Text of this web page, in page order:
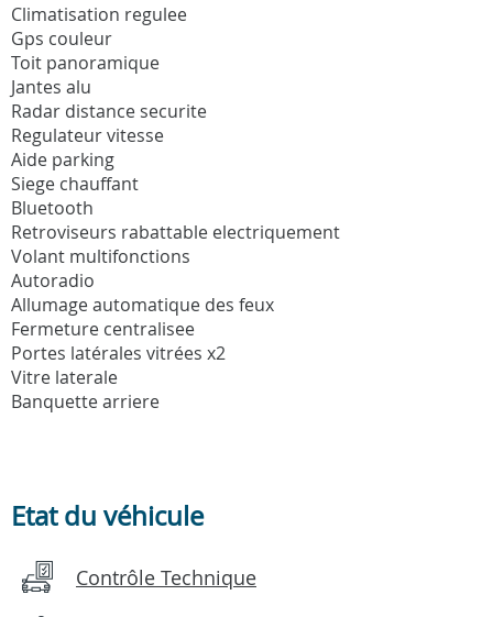
Climatisation regulee
Gps couleur
Toit panoramique
Jantes alu
Radar distance securite
Regulateur vitesse
Aide parking
Siege chauffant
Bluetooth
Retroviseurs rabattable electriquement
Volant multifonctions
Autoradio
Allumage automatique des feux
Fermeture centralisee
Portes latérales vitrées x2
Vitre laterale
Banquette arriere
Etat du véhicule
Contrôle Technique